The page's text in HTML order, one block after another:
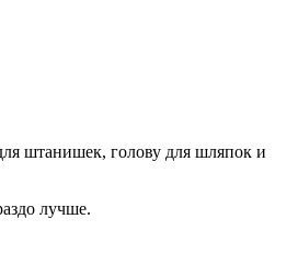
штанишек, голову для шляпок и
лучше.